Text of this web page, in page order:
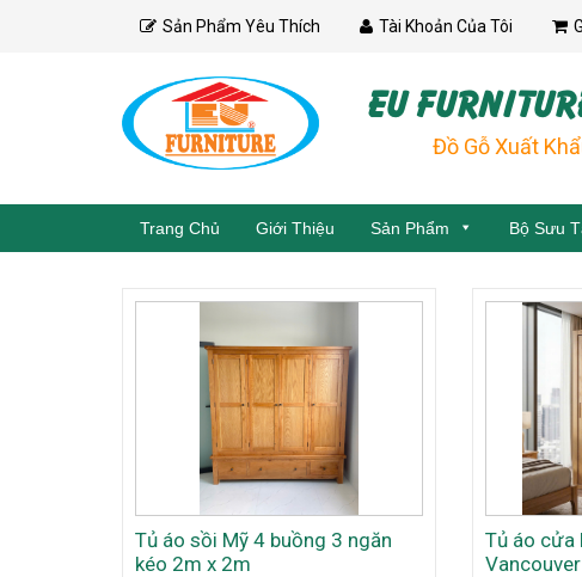
Sản Phẩm Yêu Thích Tài Khoản Của Tôi
EU
Đồ Gỗ Xuất
Trang Chủ Giới Thiệu Sản Phẩm Bộ Sưu
Tủ áo sồi Mỹ 4 buồng 3 ngăn
kéo 2m x 2m
Tủ áo cửa
Vancouver